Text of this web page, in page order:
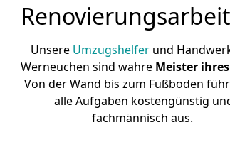
Unsere Umzugshelfer und
Werneuchen sind wahre Meister
Von der Wand bis zum Fußboden
alle Aufgaben kostengünstig
fachmännisch aus.